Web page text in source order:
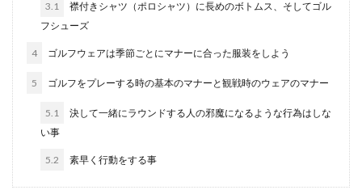
トで少しだけゴルフを体験したことをきっかけ
3.1
襟付きシャツ（ポロシャツ）に長めのボトムス、そしてゴル
フシューズ
4 ゴルフウェアは季節ごとにマナーに合った服装をしよう
5 ゴルフをプレーする時の基本のマナーと観戦時のウェアのマナー
5.1
決して一緒にラウンドする人の邪魔になるような行為はしな
い事
5.2 素早く行動をする事